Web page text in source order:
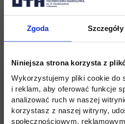
Zgoda Szczegóły
Niniejsza strona korzysta z
Wykorzystujemy pliki cookie do
i reklam, aby oferować funkcje
analizować ruch w naszej
korzystasz z naszej witryny,
społecznościowym,
Zarządzanie i
cyfrowym świecie - I i
Ważne: Rekrutacja na
podyplomowe w